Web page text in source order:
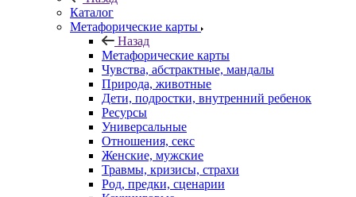
Каталог
Mетафорические карты
Назад
Mетафорические карты
Чувства, абстрактные, мандалы
Природа, животные
Дети, подростки, внутренний ребенок
Ресурсы
Универсальные
Отношения, секс
Женские, мужские
Травмы, кризисы, страхи
Род, предки, сценарии